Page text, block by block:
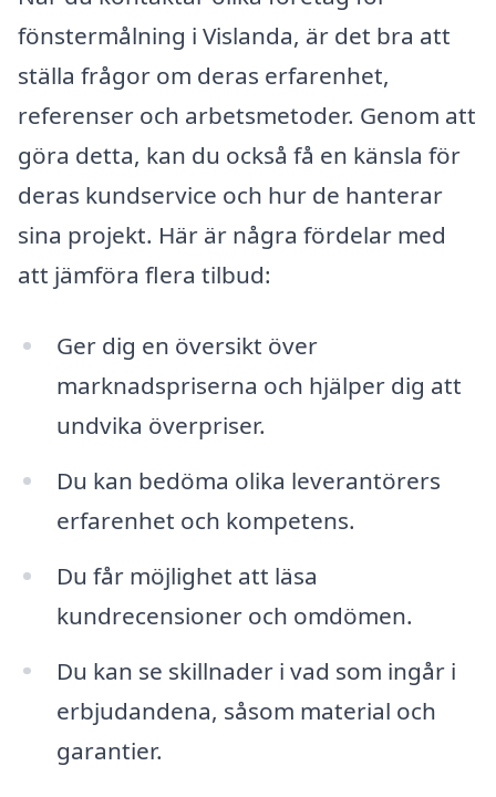
fönstermålning i Vislanda, är det bra att
ställa frågor om deras erfarenhet,
referenser och arbetsmetoder. Genom att
göra detta, kan du också få en känsla för
deras kundservice och hur de hanterar
sina projekt. Här är några fördelar med
att jämföra flera tilbud:
Ger dig en översikt över
marknadspriserna och hjälper dig att
undvika överpriser.
Du kan bedöma olika leverantörers
erfarenhet och kompetens.
Du får möjlighet att läsa
kundrecensioner och omdömen.
Du kan se skillnader i vad som ingår i
erbjudandena, såsom material och
garantier.